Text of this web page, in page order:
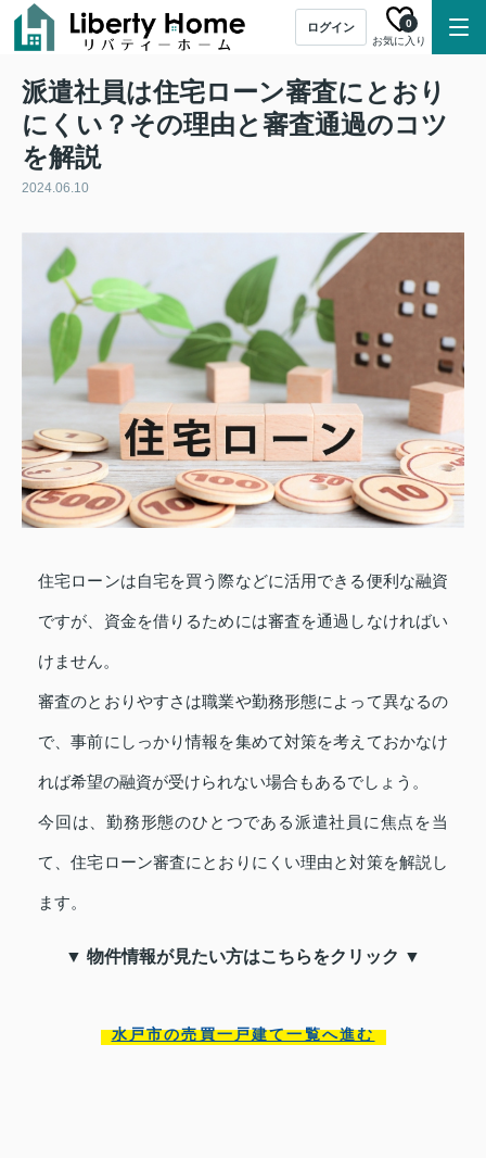
ログイン
お気に入り
0
派遣社員は住宅ローン審査にとおり
にくい？その理由と審査通過のコツ
を解説
2024.06.10
住宅ローンは自宅を買う際などに活用できる便利な融資
ですが、資金を借りるためには審査を通過しなければい
けません。
審査のとおりやすさは職業や勤務形態によって異なるの
で、事前にしっかり情報を集めて対策を考えておかなけ
れば希望の融資が受けられない場合もあるでしょう。
今回は、勤務形態のひとつである派遣社員に焦点を当
て、住宅ローン審査にとおりにくい理由と対策を解説し
ます。
▼ 物件情報が見たい方はこちらをクリック ▼
水戸市の売買一戸建て一覧へ進む